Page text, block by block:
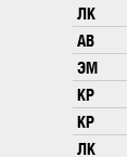
ЛК
АВ
ЭМ
КР
КР
ЛК